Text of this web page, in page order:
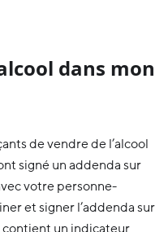
dans mon
de vendre de l’alcool
signé un addenda sur
votre personne-
et signer l’addenda sur